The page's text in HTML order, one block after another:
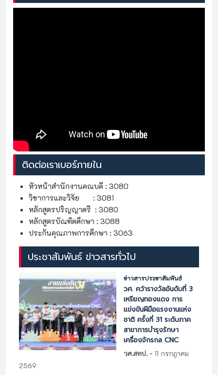
ติดต่อเราเบอร์ภายใน
หัวหน้าสำนักงานคณบดี : 3080
วิชาการและวิจัย : 3081
หลักสูตรปริญญาตรี : 3080
หลักสูตรบัณฑิตศึกษา : 3088
ประกันคุณภาพการศึกษา : 3063
ประชาสัมพันธ์ ข่าวสารทั่วไป
ข่าวสารประชาสัมพันธ์
วศ. คว้ารางวัลอันดับที่ 3
เหรียญทองแดง การ
แข่งขันฝีมือแรงงานแห่ง
ชาติ ครั้งที่ 31 ระดับภาค
สาขาการบำรุงรักษา
เครื่องจักรกล CNC
วศ.สทป.-11 กรกฎาคม
2569